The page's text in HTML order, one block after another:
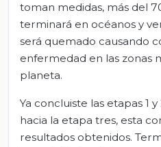
toman medidas, más del
terminará en océanos y
será quemado causando
enfermedad en las zonas
planeta.
Ya concluiste las etapas 1
hacia la etapa tres, esta
resultados obtenidos.